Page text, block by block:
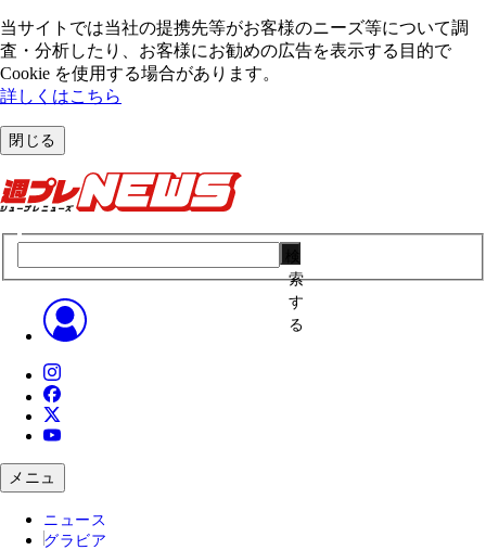
当サイトでは当社の提携先等がお客様のニーズ等について調
査・分析したり、お客様にお勧めの広告を表⽰する⽬的で
Cookie を使⽤する場合があります。
詳しくはこちら
閉じる
索
す
る
メニュ
ニュース
グラビア